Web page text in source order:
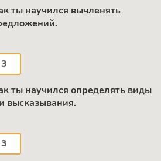
ты научился вычленять
3
ты научился определять виды
высказывания.
3